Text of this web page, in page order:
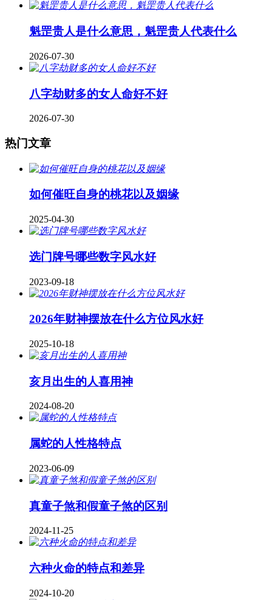
魁罡贵人是什么意思，魁罡贵人代表什么
2026-07-30
八字劫财多的女人命好不好
2026-07-30
热门文章
如何催旺自身的桃花以及姻缘
2025-04-30
​选门牌号哪些数字风水好
2023-09-18
2026年财神摆放在什么方位风水好
2025-10-18
亥月出生的人喜用神
2024-08-20
属蛇的人性格特点
2023-06-09
真童子煞和假童子煞的区别
2024-11-25
六种火命的特点和差异
2024-10-20